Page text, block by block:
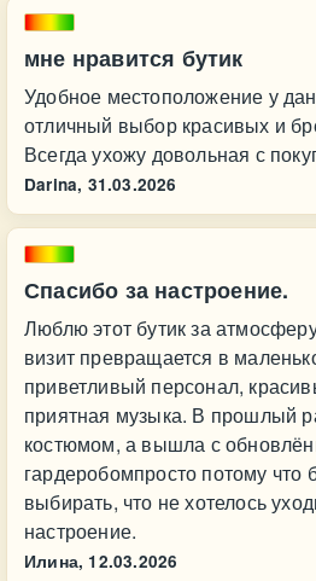
мне нравится бутик
Удобное местоположение у
отличный выбор красивых и
Всегда ухожу довольная с
Darina, 31.03.2026
Спасибо за настроение.
Люблю этот бутик за
визит превращается в
приветливый персонал,
приятная музыка. В прошлый
костюмом, а вышла с
гардеробомпросто потому что
выбирать, что не хотелось
настроение.
Илина, 12.03.2026